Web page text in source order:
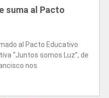
suma al Pacto
al Pacto Educativo
“Juntos somos Luz”, de
nos